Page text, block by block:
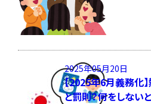
2025年05月20日
【2025年6月義務化
と罰則？何をしない